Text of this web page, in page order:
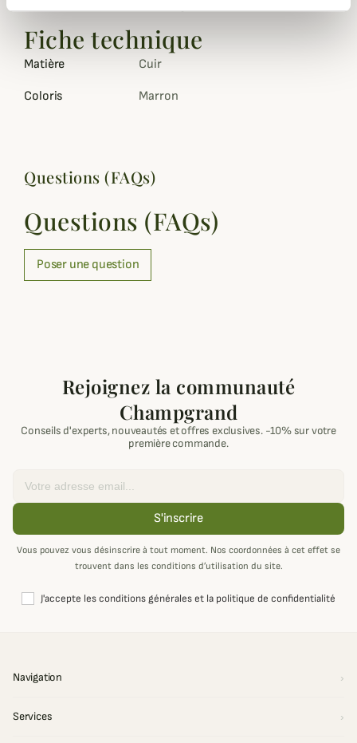
Fiche technique
Matière Cuir
Coloris Marron
Questions (FAQs)
Questions (FAQs)
Poser une question
Rejoignez la communauté
Champgrand
Conseils d'experts, nouveautés et offres exclusives. -10% sur votre
première commande.
S'inscrire
Vous pouvez vous désinscrire à tout moment. Nos coordonnées à cet effet se
trouvent dans les conditions d’utilisation du site.
J'accepte les conditions générales et la politique de confidentialité
Navigation
Services